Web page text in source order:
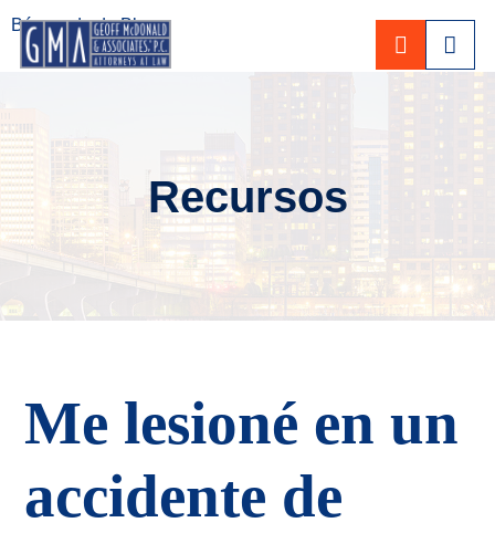
CALL
Recursos
Me lesioné en un
accidente de
Búsqueda de Blogs